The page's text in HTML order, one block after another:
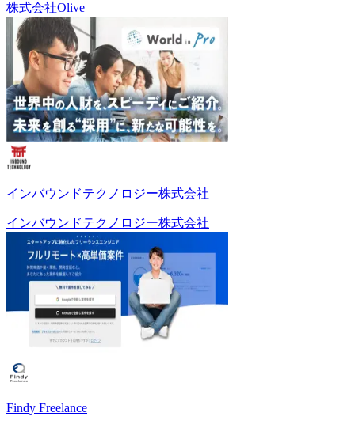
株式会社Olive
インバウンドテクノロジー株式会社
インバウンドテクノロジー株式会社
Findy Freelance